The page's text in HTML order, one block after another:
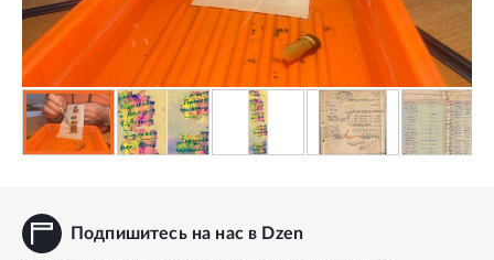
Подпишитесь на нас в Dzen